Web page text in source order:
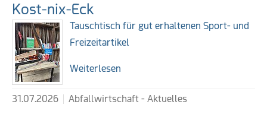
Kost-nix-Eck
Tauschtisch für gut erhaltenen Sport- und
Freizeitartikel
Weiterlesen
31.07.2026 Abfallwirtschaft - Aktuelles